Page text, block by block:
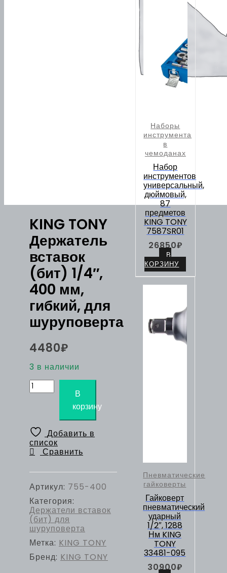
KING TONY
Держатель
вставок
(бит) 1/4″,
400 мм,
гибкий, для
шуруповерта
4480₽
3 в наличии
Количество
товара
Держатель
вставок
(бит)
1/4",
400
гибкий,
для
шуруповерта
В
корзину
Добавить в
список
Сравнить
Артикул: 755-400
Категория:
Держатели вставок
(бит) для
шуруповерта
Метка: KING TONY
Бренд: KING TONY
Наборы
инструмента
в
чемоданах
Набор
инструментов
универсальный,
дюймовый,
87
предметов
KING TONY
7587SR01
26850₽
В
КОРЗИНУ
Пневматические
гайковерты
Гайковерт
пневматический
ударный
1/2″, 1288
Нм KING
TONY
33481-095
30900₽